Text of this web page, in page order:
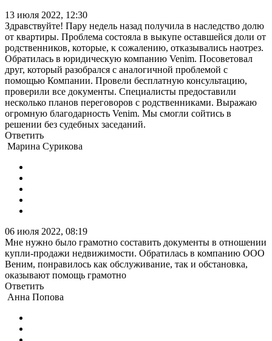
13 июля 2022, 12:30
Здравствуйте! Пару недель назад получила в наследство долю
от квартиры. Проблема состояла в выкупе оставшейся доли от
родственников, которые, к сожалению, отказывались наотрез.
Обратилась в юридическую компанию Venim. Посоветовал
друг, который разобрался с аналогичной проблемой с
помощью Компании. Провели бесплатную консультацию,
проверили все документы. Специалисты предоставили
несколько планов переговоров с родственниками. Выражаю
огромную благодарность Venim. Мы смогли сойтись в
решении без судебных заседаний.
Ответить
Марина Сурикова
06 июля 2022, 08:19
Мне нужно было грамотно составить документы в отношении
купли-продажи недвижимости. Обратилась в компанию ООО
Веним, понравилось как обслуживание, так и обстановка,
оказывают помощь грамотно
Ответить
Анна Попова